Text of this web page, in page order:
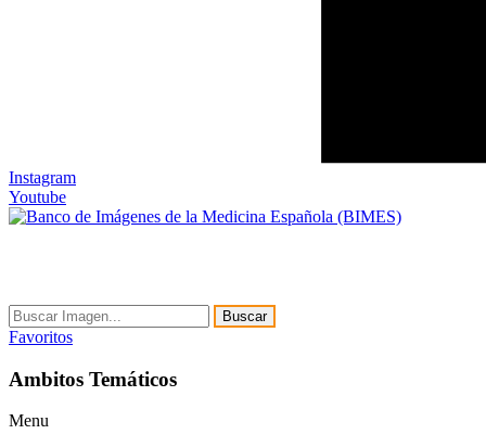
Instagram
Youtube
Buscar
Favoritos
Ambitos Temáticos
Menu